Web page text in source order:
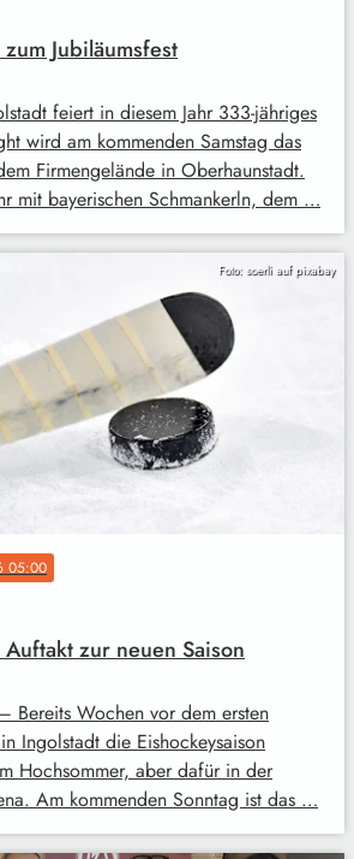
Jubiläumsfest
feiert in diesem Jahr 333-jähriges
wird am kommenden Samstag das
Firmengelände in Oberhaunstadt.
mit bayerischen Schmankerln, dem …
Foto: soerli auf pixabay
05:00
zur neuen Saison
Bereits Wochen vor dem ersten
Ingolstadt die Eishockeysaison
Hochsommer, aber dafür in der
Am kommenden Sonntag ist das …